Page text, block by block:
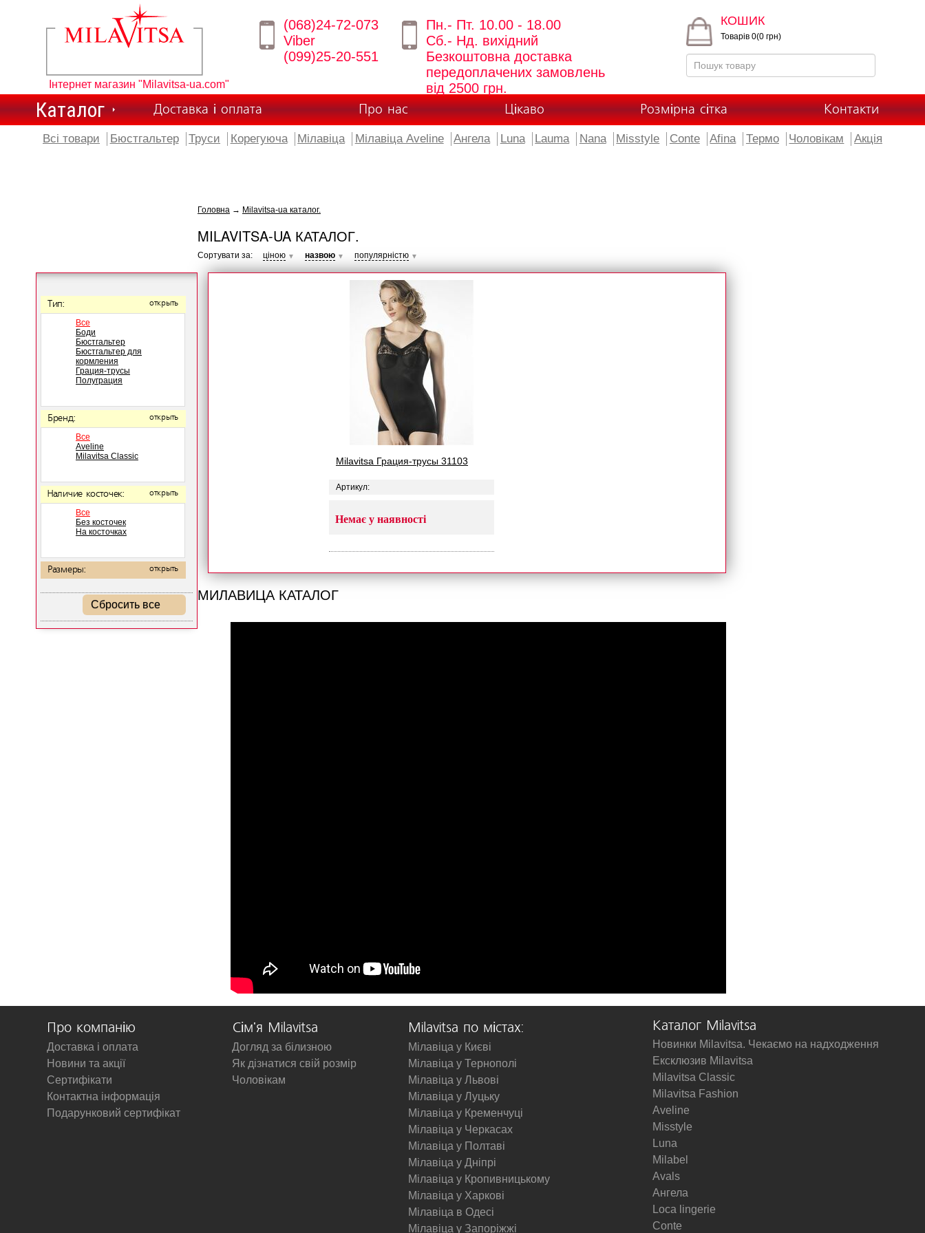
Інтернет магазин "Milavitsa-ua.com"
(068)24-72-073
Viber
(099)25-20-551
Пн.- Пт. 10.00 - 18.00
Сб.- Нд. вихідний
Безкоштовна доставка
передоплачених замовлень
від 2500 грн.
КОШИК
Товарів 0(0 грн)
Каталог Доставка і оплата Про нас Цікаво Розмірна сітка Контакти
Всі товари Бюстгальтер Труси Корегуюча Мілавіца Мілавіца Aveline Ангела Luna Lauma Nana Misstyle Conte Afina Термо Чоловікам Акція
Тип: открыть
Все
Боди
Бюстгальтер
Бюстгальтер для
кормления
Грация-трусы
Полуграция
Бренд: открыть
Все
Aveline
Milavitsa Classic
Наличие косточек: открыть
Все
Без косточек
На косточках
Размеры: открыть
Сбросить все
Головна → Milavitsa-ua каталог.
MILAVITSA-UA КАТАЛОГ.
Сортувати за: ціною ▼ назвою ▼ популярністю ▼
Milavitsa Грация-трусы 31103
Артикул:
Немає у наявності
МИЛАВИЦА КАТАЛОГ
Про компанію
Доставка і оплата
Новини та акції
Сертифікати
Контактна інформація
Подарунковий сертифікат
Сім'я Milavitsa
Догляд за білизною
Як дізнатися свій розмір
Чоловікам
Milavitsa по містах:
Мілавіца у Києві
Мілавіца у Тернополі
Мілавіца у Львові
Мілавіца у Луцьку
Мілавіца у Кременчуці
Мілавіца у Черкасах
Мілавіца у Полтаві
Мілавіца у Дніпрі
Мілавіца у Кропивницькому
Мілавіца у Харкові
Мілавіца в Одесі
Мілавіца у Запоріжжі
Каталог Milavitsa
Новинки Milavitsa. Чекаємо на надходження
Ексклюзив Milavitsa
Milavitsa Classic
Milavitsa Fashion
Aveline
Misstyle
Luna
Milabel
Avals
Ангела
Loca lingerie
Conte